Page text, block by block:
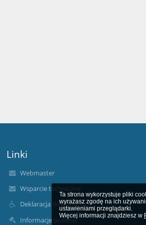
Ta strona wykorzystuje pliki
wyrażasz zgodę na ich
ustawieniami przeglądarki.
Więcej informacji znajdziesz w
Linki
Webmaster
Wsparcie techniczne
Deklaracja dostępności
Informacje prawne